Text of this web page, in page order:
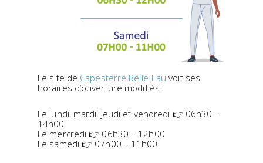
Le site de Capesterre Belle-Eau voit ses
horaires d’ouverture modifiés :
Le lundi, mardi, jeudi et vendredi 👉06h30 –
14h00
Le mercredi👉 06h30 – 12h00
Le samedi 👉 07h00 – 11h00